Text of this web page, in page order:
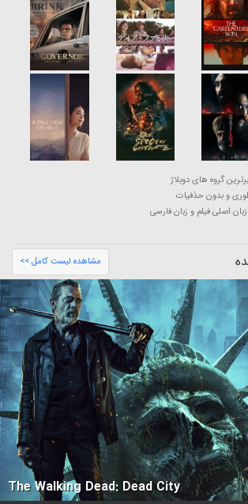
گروه های دوبلاژ
و بدون حذفیات
اصلی فیلم و زبان فارسی
مشاهده لیست کامل >>
The Walking Dead: Dead City